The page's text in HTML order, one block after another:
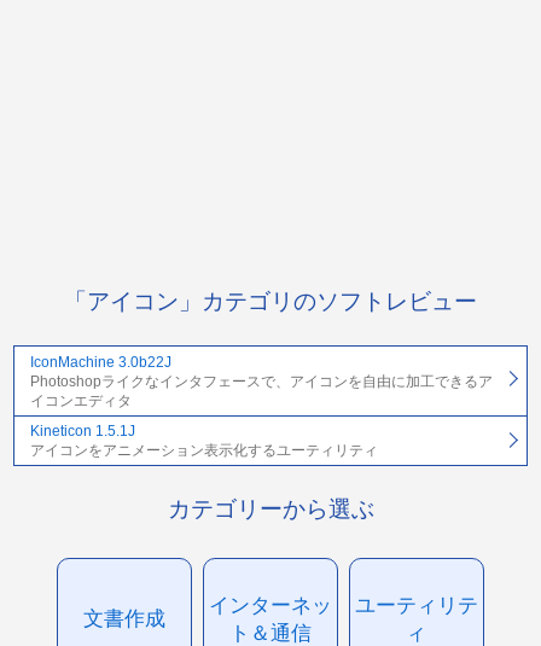
「アイコン」カテゴリのソフトレビュー
IconMachine 3.0b22J
Photoshopライクなインタフェースで、アイコンを自由に加工できるア
イコンエディタ
Kineticon 1.5.1J
アイコンをアニメーション表示化するユーティリティ
カテゴリーから選ぶ
文書作成
インターネッ
ト＆通信
ユーティリテ
ィ